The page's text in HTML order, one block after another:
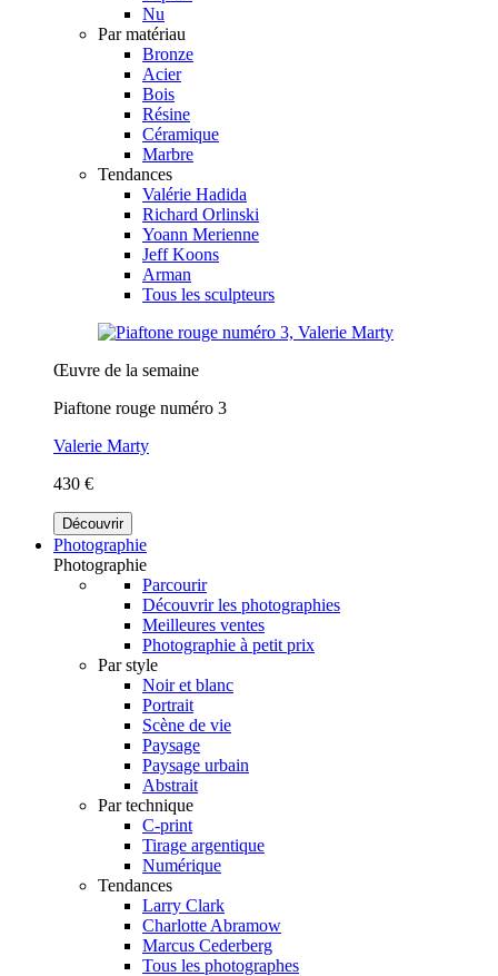
Nu
Par matériau
Bronze
Acier
Bois
Résine
Céramique
Marbre
Tendances
Valérie Hadida
Richard Orlinski
Yoann Merienne
Jeff Koons
Arman
Tous les sculpteurs
Œuvre de la semaine
Piaftone rouge numéro 3
Valerie Marty
430 €
Découvrir
Photographie
Photographie
Parcourir
Découvrir les photographies
Meilleures ventes
Photographie à petit prix
Par style
Noir et blanc
Portrait
Scène de vie
Paysage
Paysage urbain
Abstrait
Par technique
C-print
Tirage argentique
Numérique
Tendances
Larry Clark
Charlotte Abramow
Marcus Cederberg
Tous les photographes